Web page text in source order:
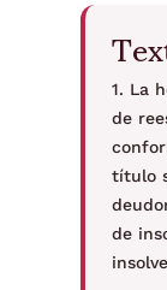
1. La
de
título
de